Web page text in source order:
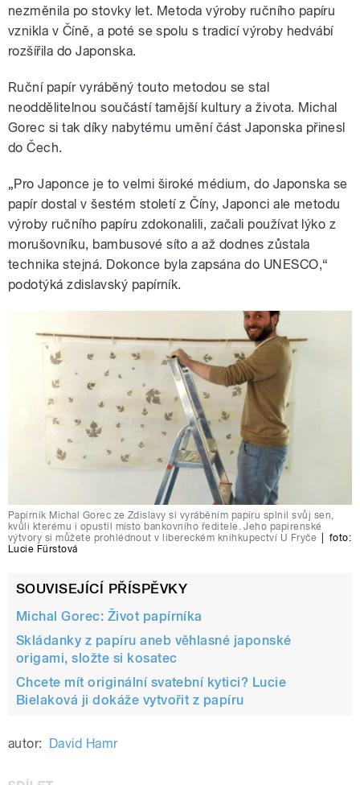
nezměnila po stovky let. Metoda výroby ručního papíru
vznikla v Číně, a poté se spolu s tradicí výroby hedvábí
rozšířila do Japonska.
Ruční papír vyráběný touto metodou se stal
neoddělitelnou součástí tamější kultury a života. Michal
Gorec si tak díky nabytému umění část Japonska přinesl
do Čech.
„Pro Japonce je to velmi široké médium, do Japonska se
papír dostal v šestém století z Číny, Japonci ale metodu
výroby ručního papíru zdokonalili, začali používat lýko z
morušovníku, bambusové síto a až dodnes zůstala
technika stejná. Dokonce byla zapsána do UNESCO,“
podotýká zdislavský papírník.
Papírník Michal Gorec ze Zdislavy si vyráběním papíru splnil svůj sen,
kvůli kterému i opustil místo bankovního ředitele. Jeho papírenské
výtvory si můžete prohlédnout v libereckém knihkupectví U Fryče
foto:
Lucie Fürstová
SOUVISEJÍCÍ PŘÍSPĚVKY
Michal Gorec: Život papírníka
Skládanky z papíru aneb věhlasné japonské
origami, složte si kosatec
Chcete mít originální svatební kytici? Lucie
Bielaková ji dokáže vytvořit z papíru
autor: David Hamr